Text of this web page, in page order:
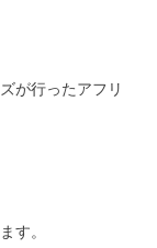
が行ったアフリ
す。